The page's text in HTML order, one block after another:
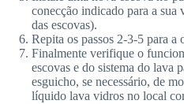
conecção indicado para a
das escovas).
Repita os passos 2-3-5 para a
Finalmente verifique o
escovas e do sistema do lava
esguicho, se necessário, de
líquido lava vidros no local